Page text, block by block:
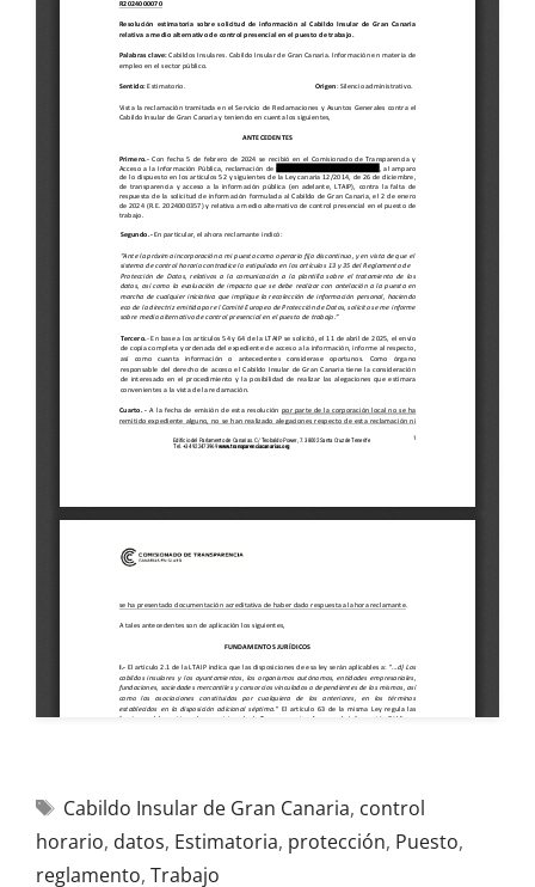
Cabildo Insular de Gran Canaria, control
horario, datos, Estimatoria, protección, Puesto,
reglamento, Trabajo